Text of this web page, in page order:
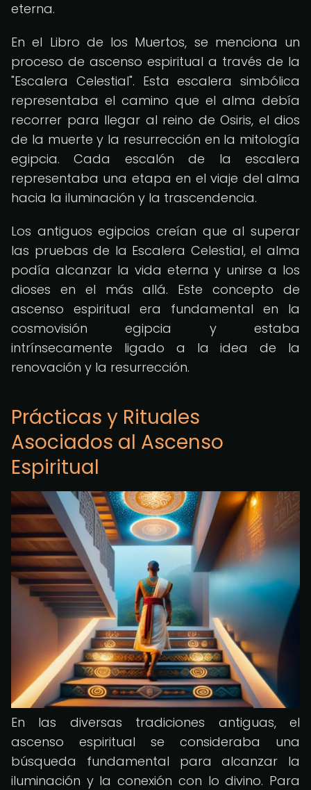
eterna.
En el Libro de los Muertos, se menciona un
proceso de ascenso espiritual a través de la
"Escalera Celestial". Esta escalera simbólica
representaba el camino que el alma debía
recorrer para llegar al reino de Osiris, el dios
de la muerte y la resurrección en la mitología
egipcia. Cada escalón de la escalera
representaba una etapa en el viaje del alma
hacia la iluminación y la trascendencia.
Los antiguos egipcios creían que al superar
las pruebas de la Escalera Celestial, el alma
podía alcanzar la vida eterna y unirse a los
dioses en el más allá. Este concepto de
ascenso espiritual era fundamental en la
cosmovisión egipcia y estaba
intrínsecamente ligado a la idea de la
renovación y la resurrección.
Prácticas y Rituales
Asociados al Ascenso
Espiritual
En las diversas tradiciones antiguas, el
ascenso espiritual se consideraba una
búsqueda fundamental para alcanzar la
iluminación y la conexión con lo divino. Para